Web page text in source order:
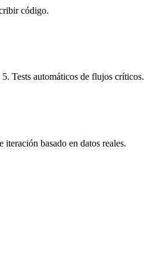
código.
Tests automáticos de flujos críticos.
basado en datos reales.